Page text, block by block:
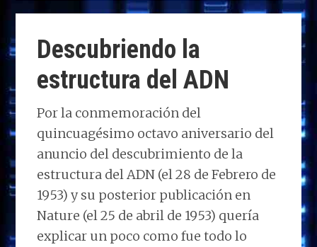
d
o
n
b
o
o
k
e
dI
n
s
A
p
p
g
m
p
Descubriendo la
estructura del ADN
Por la conmemoración del
quincuagésimo octavo aniversario del
anuncio del descubrimiento de la
estructura del ADN (el 28 de Febrero de
1953) y su posterior publicación en
Nature (el 25 de abril de 1953) quería
explicar un poco como fue todo lo